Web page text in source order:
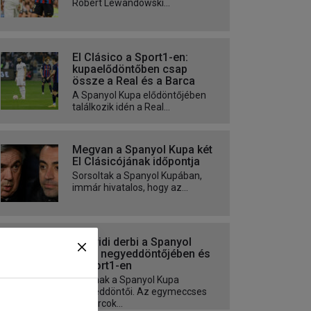
Robert Lewandowski...
El Clásico a Sport1-en:
kupaelődöntőben csap
össze a Real és a Barca
A Spanyol Kupa elődöntőjében
találkozik idén a Real...
Megvan a Spanyol Kupa két
El Clásicójának időpontja
Sorsoltak a Spanyol Kupában,
immár hivatalos, hogy az...
Madridi derbi a Spanyol
Kupa negyeddöntőjében és
a Sport1-en
Zajlanak a Spanyol Kupa
negyeddöntői. Az egymeccses
párharcok...